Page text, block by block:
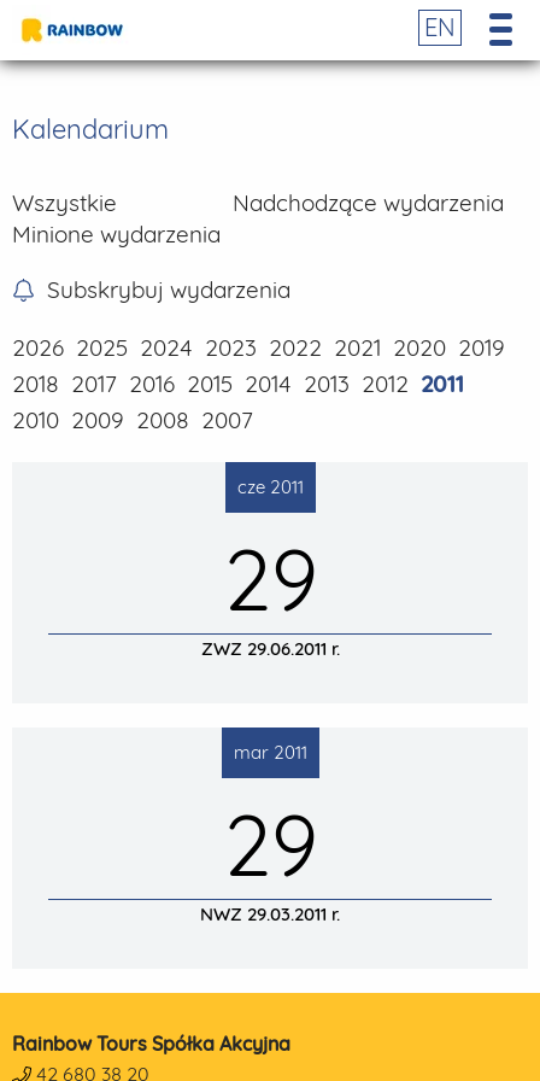
EN
Kalendarium
Wszystkie
Nadchodzące wydarzenia
Minione wydarzenia
Subskrybuj wydarzenia
2026 2025 2024 2023 2022 2021 2020 2019
2018 2017 2016 2015 2014 2013 2012 2011
2010 2009 2008 2007
cze 2011
29
ZWZ 29.06.2011 r.
mar 2011
29
NWZ 29.03.2011 r.
Rainbow Tours Spółka Akcyjna
42 680 38 20